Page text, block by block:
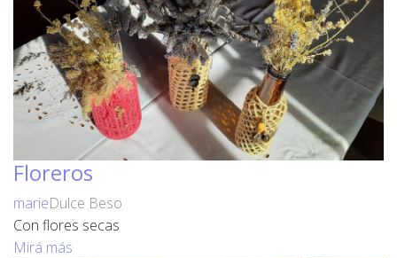
Floreros
marieDulce Beso
Con flores secas
Mirá más